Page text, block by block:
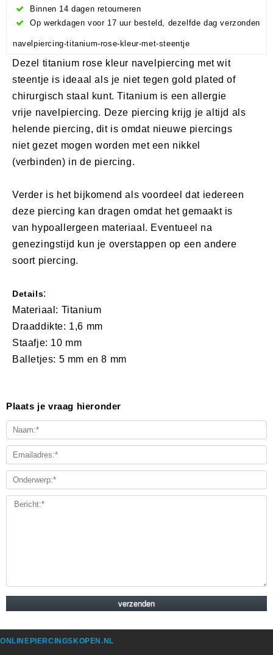
Binnen 14 dagen retourneren
Op werkdagen voor 17 uur besteld, dezelfde dag verzonden
navelpiercing-titanium-rose-kleur-met-steentje
Dezel titanium rose kleur navelpiercing met wit
steentje is ideaal als je niet tegen gold plated of
chirurgisch staal kunt. Titanium is een allergie
vrije navelpiercing. Deze piercing krijg je altijd als
helende piercing, dit is omdat nieuwe piercings
niet gezet mogen worden met een nikkel
(verbinden) in de piercing.
Verder is het bijkomend als voordeel dat iedereen
deze piercing kan dragen omdat het gemaakt is
van hypoallergeen materiaal. Eventueel na
genezingstijd kun je overstappen op een andere
soort piercing.
Details:
Materiaal: Titanium
Draaddikte: 1,6 mm
Staafje: 10 mm
Balletjes: 5 mm en 8 mm
Plaats je vraag hieronder
ONLINEPIERCINGSKOPEN.NL